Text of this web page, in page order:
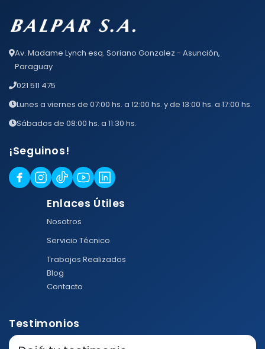
Av. Madame Lynch esq. Soriano Gonzalez - Asunción,
Paraguay
021 511 475
Lunes a viernes de 07:00 hs. a 12:00 hs. y de 13:00 hs. a 17:00 hs.
Sábados de 08:00 hs. a 11:30 hs.
¡Seguinos!
Enlaces Útiles
Nosotros
Servicio Técnico
Trabajos Realizados
Blog
Contacto
Testimonios